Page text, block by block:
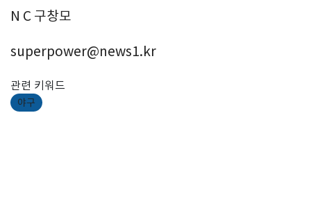
N C 구창모
superpower@news1.kr
관련 키워드
야구